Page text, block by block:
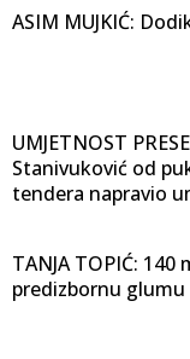
ASIM MUJKIĆ:
UMJETNOST
Stanivuković od
tendera napravio
TANJA TOPIĆ:
predizbornu glumu